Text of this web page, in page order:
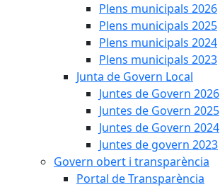
Plens municipals 2026
Plens municipals 2025
Plens municipals 2024
Plens municipals 2023
Junta de Govern Local
Juntes de Govern 2026
Juntes de Govern 2025
Juntes de Govern 2024
Juntes de govern 2023
Govern obert i transparència
Portal de Transparència